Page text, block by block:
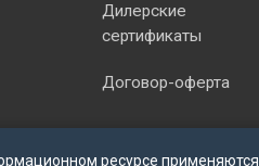
ресурсе применяются
Дилерские
сертификаты
Договор-оферта